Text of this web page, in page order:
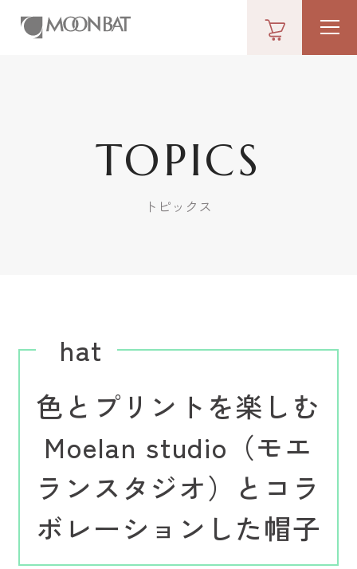
TOPICS
トピックス
色とプリントを楽しむ
Moelan studio（モエ
ランスタジオ）とコラ
ボレーションした帽子
hat